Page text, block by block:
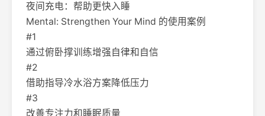
夜间充电：帮助更快入睡
Mental: Strengthen Your Mind 的使用案例
#1
通过俯卧撑训练增强自律和自信
#2
借助指导冷水浴方案降低压力
#3
改善专注力和睡眠质量